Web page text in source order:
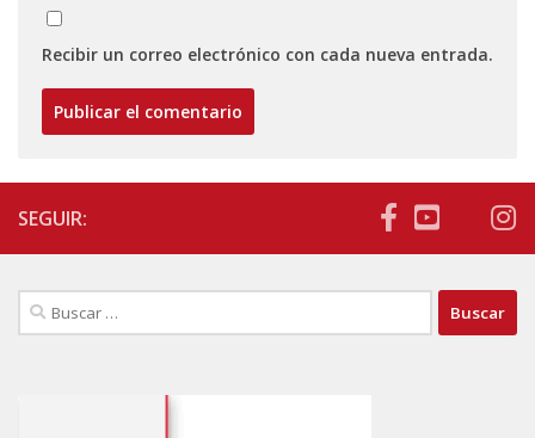
Recibir un correo electrónico con cada nueva entrada.
SEGUIR:
Buscar: